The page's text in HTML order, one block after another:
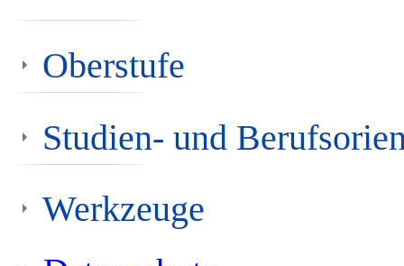
Oberstufe
Studien- und
Werkzeuge